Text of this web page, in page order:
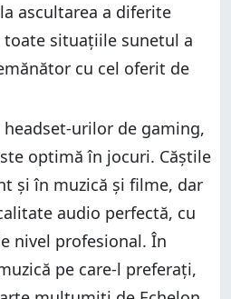
ascultarea a diferite
toate situațiile sunetul a
cu cel oferit de
urilor de gaming,
optimă în jocuri. Căștile
și în muzică și filme, dar
audio perfectă, cu
nivel profesional. În
pe care-l preferați,